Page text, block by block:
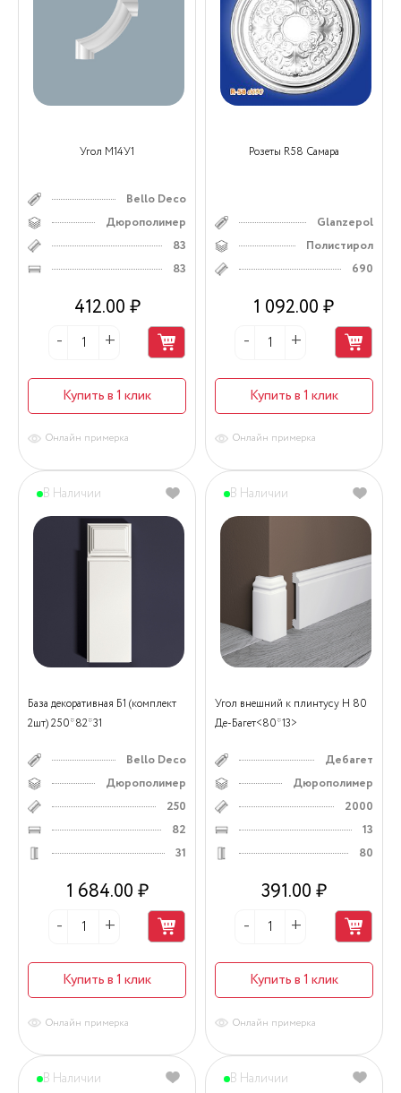
Угол М14У1
Bello Deco
Дюрополимер
83
83
412.00 ₽
Купить в 1 клик
Онлайн примерка
Розеты R58 Самара
Glanzepol
Полистирол
690
1 092.00 ₽
Купить в 1 клик
Онлайн примерка
База декоративная Б1 (комплект
2шт) 250*82*31
Bello Deco
Дюрополимер
250
82
31
1 684.00 ₽
Купить в 1 клик
В Наличии
Онлайн примерка
Угол внешний к плинтусу Н 80
Де-Багет<80*13>
Дебагет
Дюрополимер
2000
13
80
391.00 ₽
Купить в 1 клик
В Наличии
Онлайн примерка
В Наличии В Наличии